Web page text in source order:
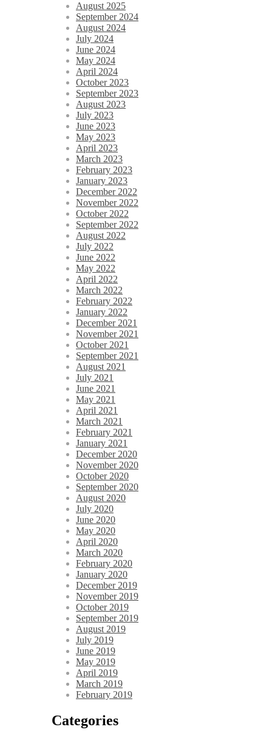
August 2025
September 2024
August 2024
July 2024
June 2024
May 2024
April 2024
October 2023
September 2023
August 2023
July 2023
June 2023
May 2023
April 2023
March 2023
February 2023
January 2023
December 2022
November 2022
October 2022
September 2022
August 2022
July 2022
June 2022
May 2022
April 2022
March 2022
February 2022
January 2022
December 2021
November 2021
October 2021
September 2021
August 2021
July 2021
June 2021
May 2021
April 2021
March 2021
February 2021
January 2021
December 2020
November 2020
October 2020
September 2020
August 2020
July 2020
June 2020
May 2020
April 2020
March 2020
February 2020
January 2020
December 2019
November 2019
October 2019
September 2019
August 2019
July 2019
June 2019
May 2019
April 2019
March 2019
February 2019
Categories